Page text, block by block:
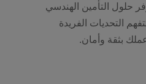
حلول التأمين الهندسي
التحديات الفريدة
بثقة وأمان.